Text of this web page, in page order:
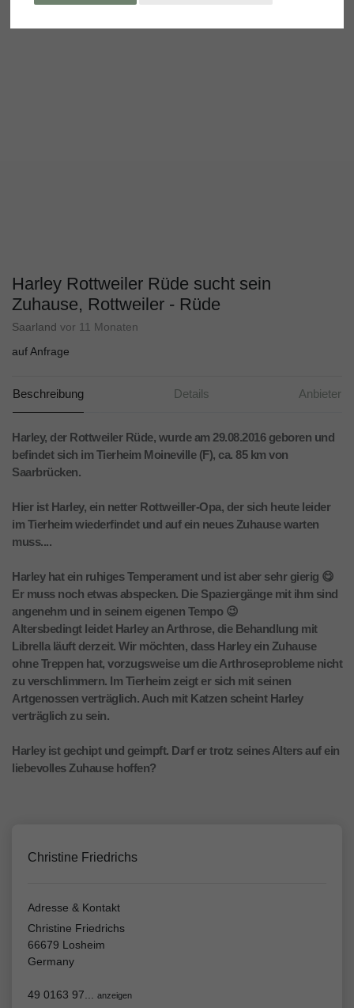
Harley Rottweiler Rüde sucht sein
Zuhause, Rottweiler - Rüde
Saarland vor 11 Monaten
auf Anfrage
Beschreibung Details Anbieter
Harley, der Rottweiler Rüde, wurde am 29.08.2016 geboren und
befindet sich im Tierheim Moineville (F), ca. 85 km von
Saarbrücken.
Hier ist Harley, ein netter Rottweiller-Opa, der sich heute leider
im Tierheim wiederfindet und auf ein neues Zuhause warten
muss....
Harley hat ein ruhiges Temperament und ist aber sehr gierig 😋
Er muss noch etwas abspecken. Die Spaziergänge mit ihm sind
angenehm und in seinem eigenen Tempo 😉
Altersbedingt leidet Harley an Arthrose, die Behandlung mit
Librella läuft derzeit. Wir möchten, dass Harley ein Zuhause
ohne Treppen hat, vorzugsweise um die Arthroseprobleme nicht
zu verschlimmern. Im Tierheim zeigt er sich mit seinen
Artgenossen verträglich. Auch mit Katzen scheint Harley
verträglich zu sein.
Harley ist gechipt und geimpft. Darf er trotz seines Alters auf ein
liebevolles Zuhause hoffen?
Christine Friedrichs
Adresse & Kontakt
Christine Friedrichs
66679 Losheim
Germany
49 0163 97... anzeigen